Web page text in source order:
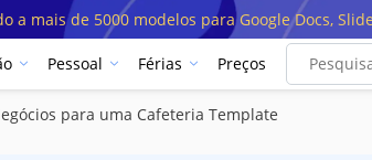
a mais de 5000 modelos para Google Docs,
Pessoal Férias Preços
para uma Cafeteria Template